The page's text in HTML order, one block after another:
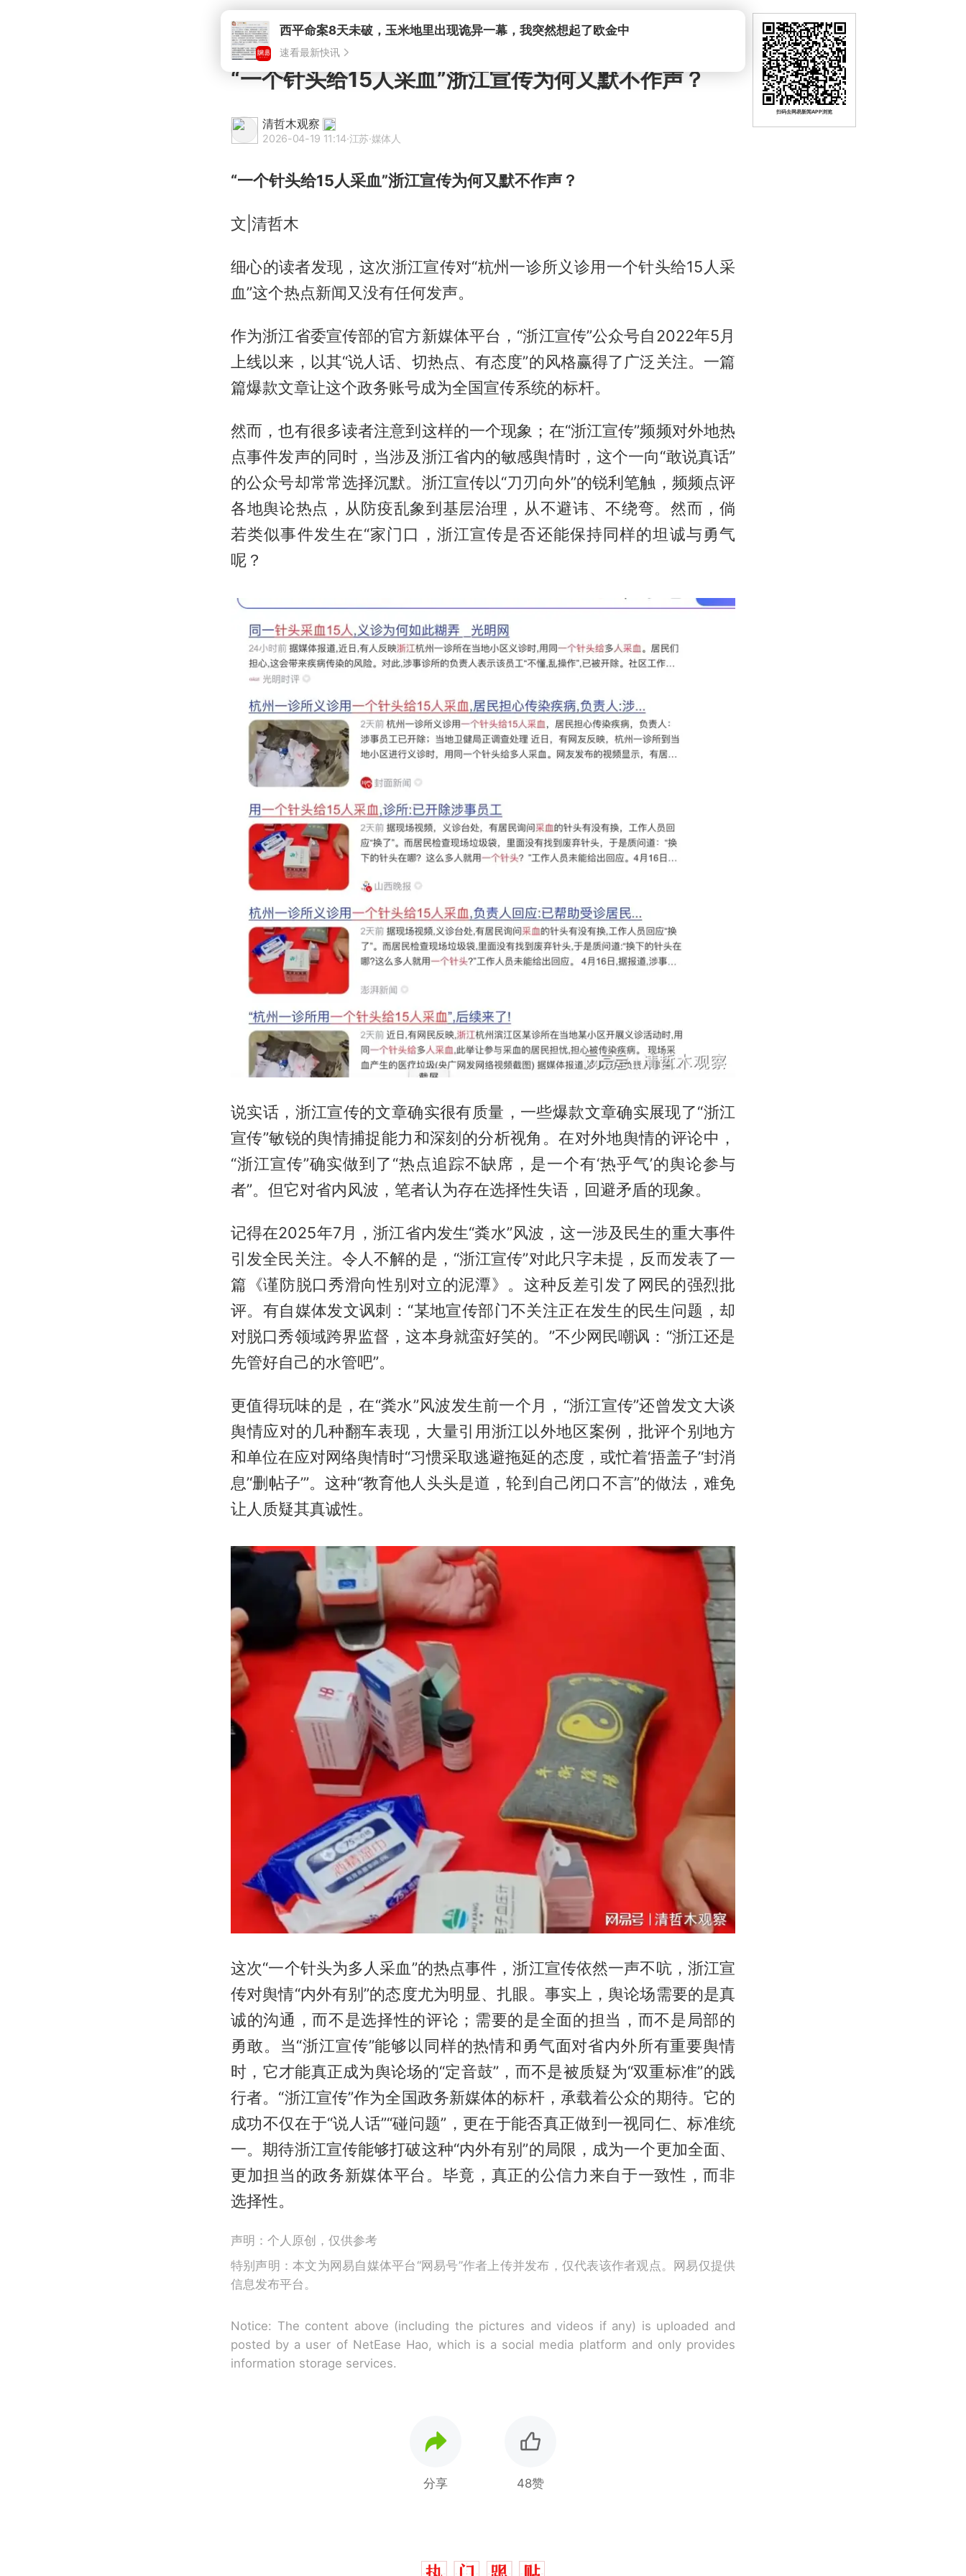
西平命案8天未破，玉米地里出现诡异一幕，我突然想起了欧金中
速看最新快讯
“一个针头给15人采血”浙江宣传为何又默不作声？
清哲木观察
2026-04-19 11:14·江苏·媒体人
“一个针头给15人采血”浙江宣传为何又默不作声？
文|清哲木
细心的读者发现，这次浙江宣传对“杭州一诊所义诊用一个针头给15人采
血”这个热点新闻又没有任何发声。
作为浙江省委宣传部的官方新媒体平台，“浙江宣传”公众号自2022年5月
上线以来，以其“说人话、切热点、有态度”的风格赢得了广泛关注。一篇
篇爆款文章让这个政务账号成为全国宣传系统的标杆。
然而，也有很多读者注意到这样的一个现象；在“浙江宣传”频频对外地热
点事件发声的同时，当涉及浙江省内的敏感舆情时，这个一向“敢说真话”
的公众号却常常选择沉默。浙江宣传以“刀刃向外”的锐利笔触，频频点评
各地舆论热点，从防疫乱象到基层治理，从不避讳、不绕弯。然而，倘
若类似事件发生在“家门口，浙江宣传是否还能保持同样的坦诚与勇气
呢？
说实话，浙江宣传的文章确实很有质量，一些爆款文章确实展现了“浙江
宣传”敏锐的舆情捕捉能力和深刻的分析视角。在对外地舆情的评论中，
“浙江宣传”确实做到了“热点追踪不缺席，是一个有‘热乎气’的舆论参与
者”。但它对省内风波，笔者认为存在选择性失语，回避矛盾的现象。
记得在2025年7月，浙江省内发生“粪水”风波，这一涉及民生的重大事件
引发全民关注。令人不解的是，“浙江宣传”对此只字未提，反而发表了一
篇《谨防脱口秀滑向性别对立的泥潭》。这种反差引发了网民的强烈批
评。有自媒体发文讽刺：“某地宣传部门不关注正在发生的民生问题，却
对脱口秀领域跨界监督，这本身就蛮好笑的。”不少网民嘲讽：“浙江还是
先管好自己的水管吧”。
更值得玩味的是，在“粪水”风波发生前一个月，“浙江宣传”还曾发文大谈
舆情应对的几种翻车表现，大量引用浙江以外地区案例，批评个别地方
和单位在应对网络舆情时“习惯采取逃避拖延的态度，或忙着‘捂盖子’‘封消
息’‘删帖子’”。这种“教育他人头头是道，轮到自己闭口不言”的做法，难免
让人质疑其真诚性。
这次“一个针头为多人采血”的热点事件，浙江宣传依然一声不吭，浙江宣
传对舆情“内外有别”的态度尤为明显、扎眼。事实上，舆论场需要的是真
诚的沟通，而不是选择性的评论；需要的是全面的担当，而不是局部的
勇敢。当“浙江宣传”能够以同样的热情和勇气面对省内外所有重要舆情
时，它才能真正成为舆论场的“定音鼓”，而不是被质疑为“双重标准”的践
行者。“浙江宣传”作为全国政务新媒体的标杆，承载着公众的期待。它的
成功不仅在于“说人话”“碰问题”，更在于能否真正做到一视同仁、标准统
一。期待浙江宣传能够打破这种“内外有别”的局限，成为一个更加全面、
更加担当的政务新媒体平台。毕竟，真正的公信力来自于一致性，而非
选择性。
声明：个人原创，仅供参考
特别声明：本文为网易自媒体平台“网易号”作者上传并发布，仅代表该作者观点。网易仅提供
信息发布平台。
Notice: The content above (including the pictures and videos if any) is uploaded and
posted by a user of NetEase Hao, which is a social media platform and only provides
information storage services.
分享 48赞
扫码去网易新闻APP浏览